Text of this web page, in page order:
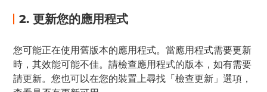
2. 更新您的應用程式
您可能正在使用舊版本的應用程式。當應用程式需要更新
時，其效能可能不佳。請檢查應用程式的版本，如有需要
請更新。您也可以在您的裝置上尋找「檢查更新」選項，